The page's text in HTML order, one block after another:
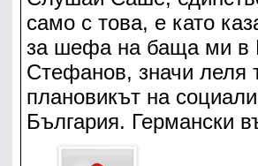
само с това, е като
за шефа на баща ми в
Стефанов, значи леля
плановикът на
България. Германски